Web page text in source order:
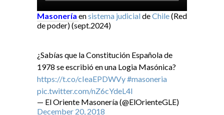
Masonería ensistema judicialdeChile(Red
de poder) (sept.2024)
¿Sabías que la Constitución Española de
1978 se escribió en una Logia Masónica?
https://t.co/cIeaEPDWVy#masoneria
pic.twitter.com/nZ6cYdeL4I
— El Oriente Masonería (@ElOrienteGLE)
December 20, 2018